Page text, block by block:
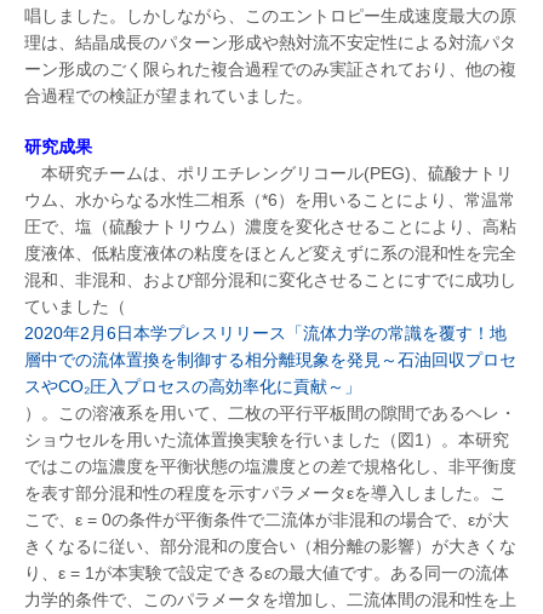
唱しました。しかしながら、このエントロピー生成速度最大の原
理は、結晶成長のパターン形成や熱対流不安定性による対流パタ
ーン形成のごく限られた複合過程でのみ実証されており、他の複
合過程での検証が望まれていました。
研究成果
本研究チームは、ポリエチレングリコール(PEG)、硫酸ナトリ
ウム、水からなる水性二相系（*6）を用いることにより、常温常
圧で、塩（硫酸ナトリウム）濃度を変化させることにより、高粘
度液体、低粘度液体の粘度をほとんど変えずに系の混和性を完全
混和、非混和、および部分混和に変化させることにすでに成功し
ていました（
2020年2月6日本学プレスリリース「流体力学の常識を覆す！地
層中での流体置換を制御する相分離現象を発見～石油回収プロセ
スやCO₂圧入プロセスの高効率化に貢献～」
）。この溶液系を用いて、二枚の平行平板間の隙間であるヘレ・
ショウセルを用いた流体置換実験を行いました（図1）。本研究
ではこの塩濃度を平衡状態の塩濃度との差で規格化し、非平衡度
を表す部分混和性の程度を示すパラメータεを導入しました。こ
こで、ε = 0の条件が平衡条件で二流体が非混和の場合で、εが大
きくなるに従い、部分混和の度合い（相分離の影響）が大きくな
り、ε = 1が本実験で設定できるεの最大値です。ある同一の流体
力学的条件で、このパラメータを増加し、二流体間の混和性を上